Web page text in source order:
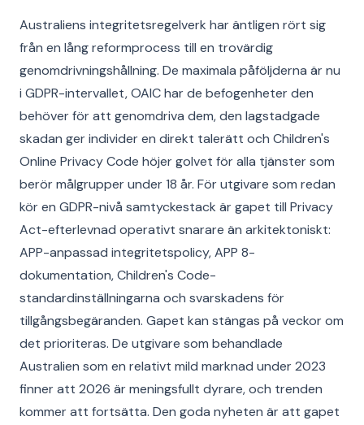
Australiens integritetsregelverk har äntligen rört sig
från en lång reformprocess till en trovärdig
genomdrivningshållning. De maximala påföljderna är nu
i GDPR-intervallet, OAIC har de befogenheter den
behöver för att genomdriva dem, den lagstadgade
skadan ger individer en direkt talerätt och Children's
Online Privacy Code höjer golvet för alla tjänster som
berör målgrupper under 18 år. För utgivare som redan
kör en GDPR-nivå samtyckestack är gapet till Privacy
Act-efterlevnad operativt snarare än arkitektoniskt:
APP-anpassad integritetspolicy, APP 8-
dokumentation, Children's Code-
standardinställningarna och svarskadens för
tillgångsbegäranden. Gapet kan stängas på veckor om
det prioriteras. De utgivare som behandlade
Australien som en relativt mild marknad under 2023
finner att 2026 är meningsfullt dyrare, och trenden
kommer att fortsätta. Den goda nyheten är att gapet